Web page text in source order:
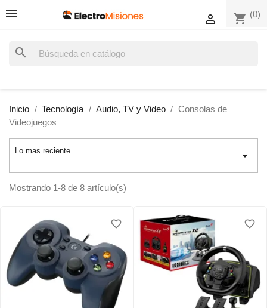
shopping_cart (0)

search
Inicio Tecnología Audio, TV y Video
Consolas de
Videojuegos
Lo mas reciente 
Mostrando 1-8 de 8 artículo(s)
favorite_border
favorite_border favorite_border
favorite_border